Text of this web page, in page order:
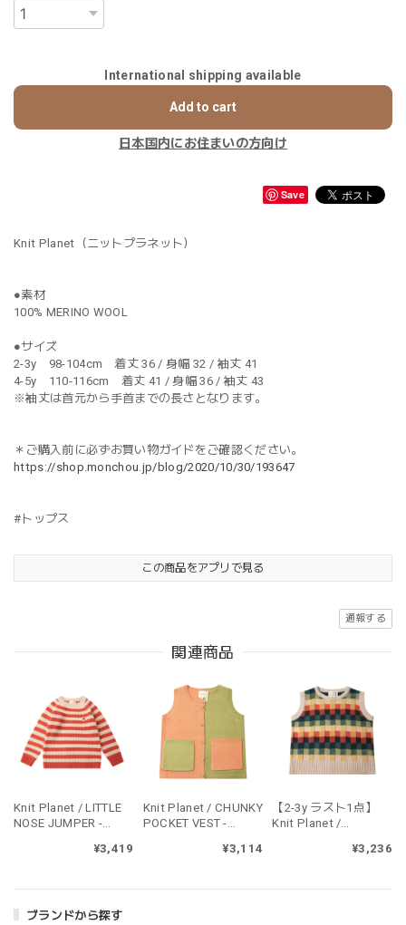
ブランドから探す
International shipping available
Add to cart
日本国内にお住まいの方向け
Save
Knit Planet（ニットプラネット）
●素材
100% MERINO WOOL
●サイズ
2-3y 98-104cm 着丈 36 / 身幅 32 / 袖丈 41
4-5y 110-116cm 着丈 41 / 身幅 36 / 袖丈 43
※袖丈は首元から手首までの長さとなります。
＊ご購入前に必ずお買い物ガイドをご確認ください。
https://shop.monchou.jp/blog/2020/10/30/193647
#トップス
この商品をアプリで見る
通報する
関連商品
Knit Planet / LITTLE
NOSE JUMPER -
¥3,419
Knit Planet / CHUNKY
POCKET VEST -
¥3,114
【2-3y ラスト1点】
Knit Planet /
¥3,236